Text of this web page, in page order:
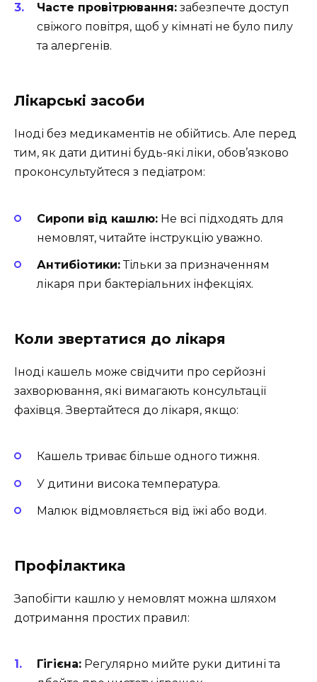
Часте провітрювання: забезпечте доступ
свіжого повітря, щоб у кімнаті не було пилу
та алергенів.
Лікарські засоби
Іноді без медикаментів не обійтись. Але перед
тим, як дати дитині будь-які ліки, обов’язково
проконсультуйтеся з педіатром:
Сиропи від кашлю: Не всі підходять для
немовлят, читайте інструкцію уважно.
Антибіотики:Тільки за призначенням
лікаря при бактеріальних інфекціях.
Коли звертатися до лікаря
Іноді кашель може свідчити про серйозні
захворювання, які вимагають консультації
фахівця. Звертайтеся до лікаря, якщо:
Кашель триває більше одного тижня.
У дитини висока температура.
Малюк відмовляється від їжі або води.
Профілактика
Запобігти кашлю у немовлят можна шляхом
дотримання простих правил:
Гігієна: Регулярно мийте руки дитині та